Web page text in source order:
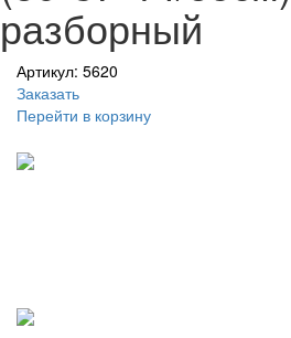
разборный
Артикул: 5620
Заказать
Перейти в корзину